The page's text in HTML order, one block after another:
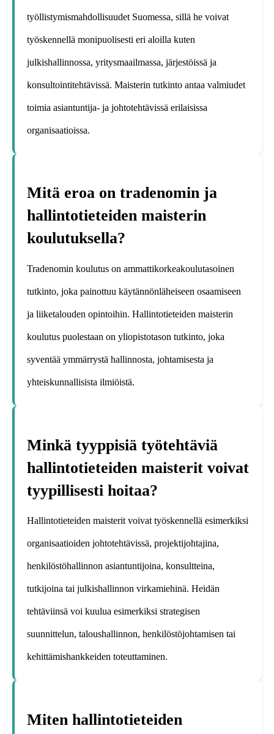
työllistymismahdollisuudet Suomessa, sillä he voivat
työskennellä monipuolisesti eri aloilla kuten
julkishallinnossa, yritysmaailmassa, järjestöissä ja
konsultointitehtävissä. Maisterin tutkinto antaa valmiudet
toimia asiantuntija- ja johtotehtävissä erilaisissa
organisaatioissa.
Mitä eroa on tradenomin ja
hallintotieteiden maisterin
koulutuksella?
Tradenomin koulutus on ammattikorkeakoulutasoinen
tutkinto, joka painottuu käytännönläheiseen osaamiseen
ja liiketalouden opintoihin. Hallintotieteiden maisterin
koulutus puolestaan on yliopistotason tutkinto, joka
syventää ymmärrystä hallinnosta, johtamisesta ja
yhteiskunnallisista ilmiöistä.
Minkä tyyppisiä työtehtäviä
hallintotieteiden maisterit voivat
tyypillisesti hoitaa?
Hallintotieteiden maisterit voivat työskennellä esimerkiksi
organisaatioiden johtotehtävissä, projektijohtajina,
henkilöstöhallinnon asiantuntijoina, konsultteina,
tutkijoina tai julkishallinnon virkamiehinä. Heidän
tehtäviinsä voi kuulua esimerkiksi strategisen
suunnittelun, taloushallinnon, henkilöstöjohtamisen tai
kehittämishankkeiden toteuttaminen.
Miten hallintotieteiden